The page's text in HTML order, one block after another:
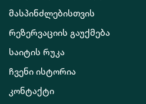
მასპინძლებისთვის
რეზერვაციის გაუქმება
საიტის რუკა
ჩვენი ისტორია
კონტაქტი